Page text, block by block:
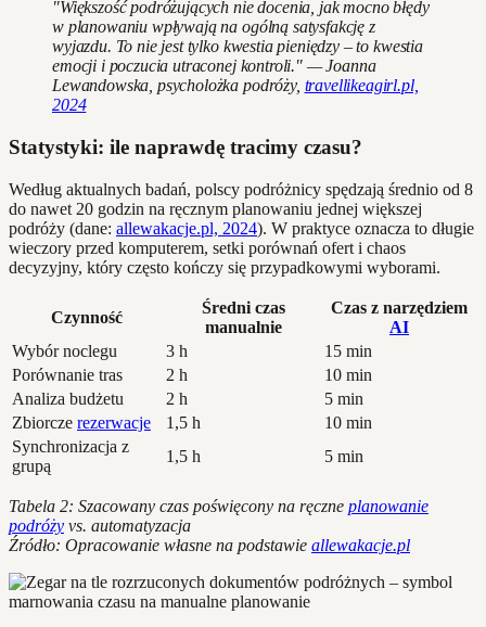
"Większość podróżujących nie docenia, jak mocno błędy
w planowaniu wpływają na ogólną satysfakcję z
wyjazdu. To nie jest tylko kwestia pieniędzy – to kwestia
emocji i poczucia utraconej kontroli." — Joanna
Lewandowska, psycholożka podróży, travellikeagirl.pl,
2024
Statystyki: ile naprawdę tracimy czasu?
Według aktualnych badań, polscy podróżnicy spędzają średnio od 8
do nawet 20 godzin na ręcznym planowaniu jednej większej
podróży (dane: allewakacje.pl, 2024). W praktyce oznacza to długie
wieczory przed komputerem, setki porównań ofert i chaos
decyzyjny, który często kończy się przypadkowymi wyborami.
Czynność
Średni czas
manualnie
Czas z narzędziem
AI
Wybór noclegu
3 h
15 min
Porównanie tras
2 h
10 min
Analiza budżetu
2 h
5 min
Zbiorcze rezerwacje 1,5 h
10 min
Synchronizacja z
grupą
1,5 h 5 min
Tabela 2: Szacowany czas poświęcony na ręczne planowanie
podróży vs. automatyzacja
Źródło: Opracowanie własne na podstawie allewakacje.pl